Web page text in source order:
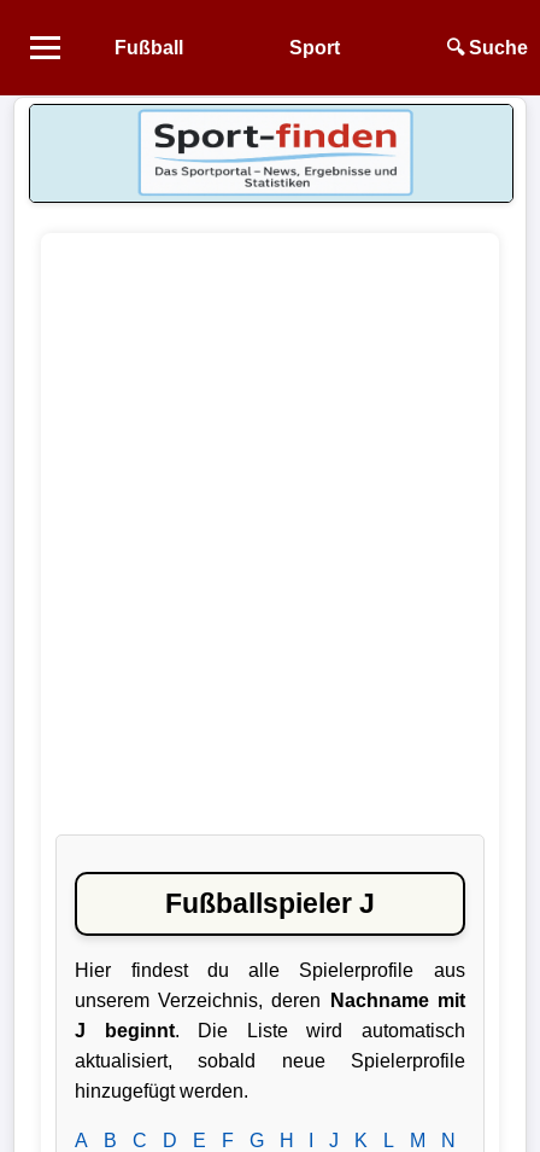
Fußball Sport 🔍 Suche
Startseite
Nationalmannschaft
Vereinsnews
Wechselgerüchte
Verletzungspech
Fußballspieler J
Hier findest du alle Spielerprofile aus
unserem Verzeichnis, deren
Nachname mit
J beginnt. Die Liste wird automatisch
aktualisiert, sobald neue Spielerprofile
hinzugefügt werden.
A B C D E F G H J K L M
N